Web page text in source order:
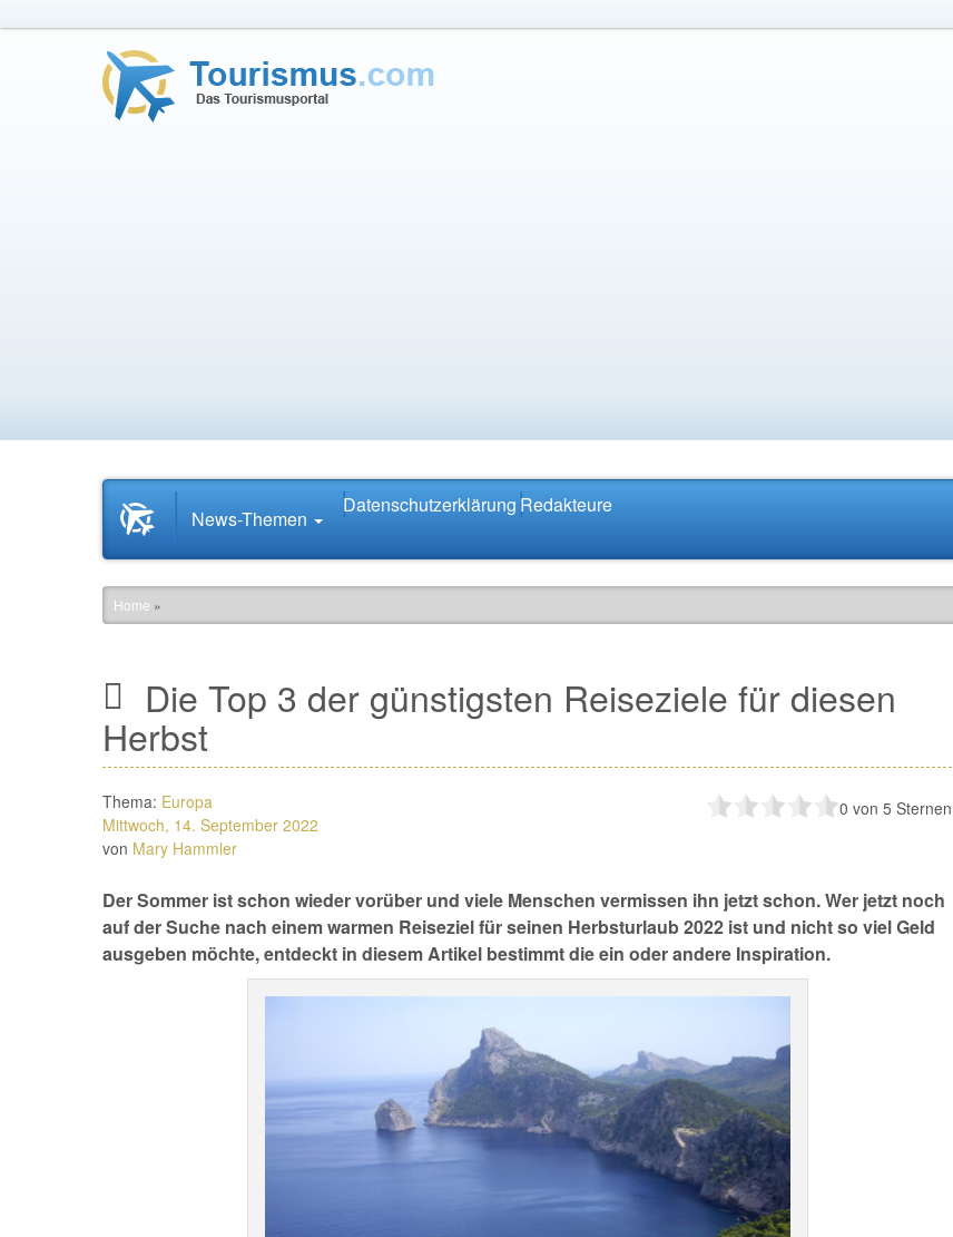
Startseite
News.Tourismus.com
News-Themen
Datenschutzerklärung Redakteure
Home »
Die Top 3 der günstigsten Reiseziele für diesen
Herbst
Thema: Europa
Mittwoch, 14. September 2022
von Mary Hammler
0 von 5 Sternen
Der Sommer ist schon wieder vorüber und viele Menschen vermissen ihn jetzt schon. Wer jetzt noch
auf der Suche nach einem warmen Reiseziel für seinen Herbsturlaub 2022 ist und nicht so viel Geld
ausgeben möchte, entdeckt in diesem Artikel bestimmt die ein oder andere Inspiration.